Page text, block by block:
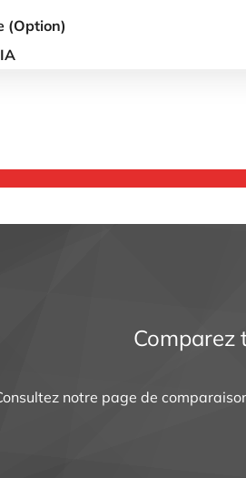
(Option)
Les plans annuels
Comparez
notre page de